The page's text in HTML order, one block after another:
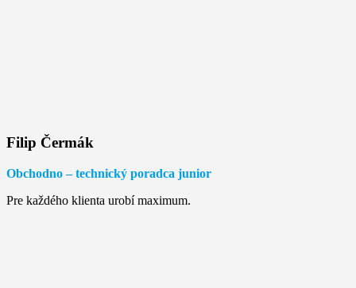
Filip Čermák
Obchodno – technický poradca junior
Pre každého klienta urobí maximum.